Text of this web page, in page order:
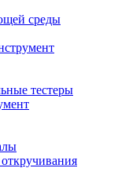
среды
тестеры